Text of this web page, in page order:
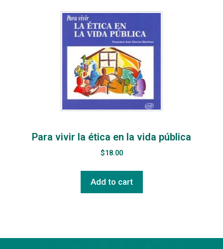
Para vivir la ética en la vida pública
$18.00
Add to cart